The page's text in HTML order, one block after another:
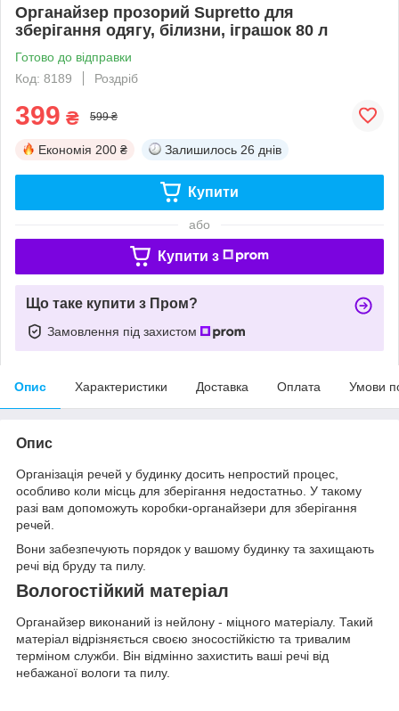
Органайзер прозорий Supretto для
зберігання одягу, білизни, іграшок 80 л
Готово до відправки
Код: 8189
Роздріб
399 ₴ 599 ₴
Економія 200 ₴ Залишилось 26 днів
Купити
або
Купити з
Що таке купити з Пром?
Замовлення під захистом
Опис Характеристики Доставка Оплата Умови
Опис
Організація речей у будинку досить непростий процес,
особливо коли місць для зберігання недостатньо. У такому
разі вам допоможуть коробки-органайзери для зберігання
речей.
Вони забезпечують порядок у вашому будинку та захищають
речі від бруду та пилу.
Вологостійкий матеріал
Органайзер виконаний із нейлону - міцного матеріалу. Такий
матеріал відрізняється своєю зносостійкістю та тривалим
терміном служби. Він відмінно захистить ваші речі від
небажаної вологи та пилу.